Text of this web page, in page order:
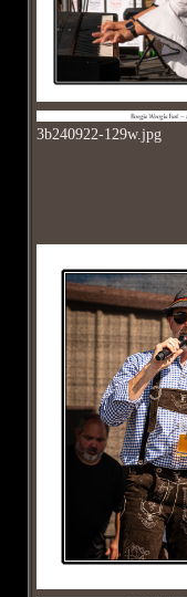
3b240922-129w.jpg